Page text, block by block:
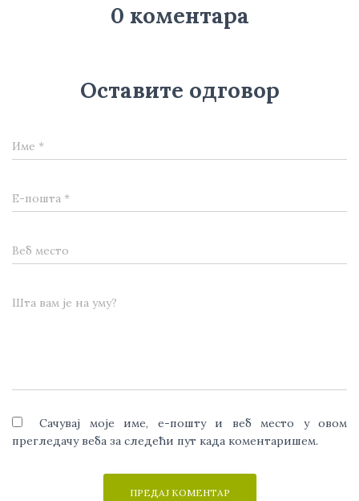
0 коментара
Оставите одговор
Име *
Е-пошта *
Веб место
Шта вам је на уму?
Сачувај моје име, е-пошту и веб место у овом
прегледачу веба за следећи пут када коментаришем.